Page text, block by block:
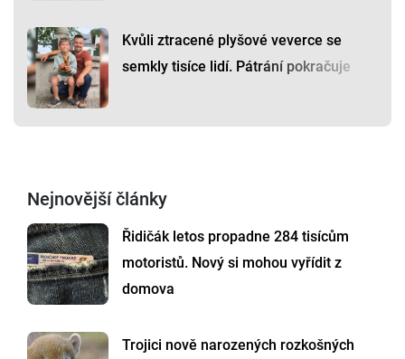
Kvůli ztracené plyšové veverce se
semkly tisíce lidí. Pátrání pokračuje
Nejnovější články
Řidičák letos propadne 284 tisícům
motoristů. Nový si mohou vyřídit z
domova
Trojici nově narozených rozkošných